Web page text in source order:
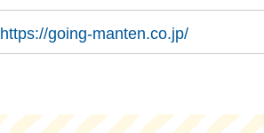
https://going-manten.co.jp/